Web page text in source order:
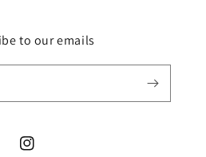
to our emails
Instagram